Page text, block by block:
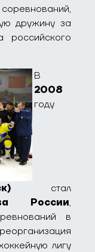
дружину за
российского
В
2008
году
стал
России,
в
лигу